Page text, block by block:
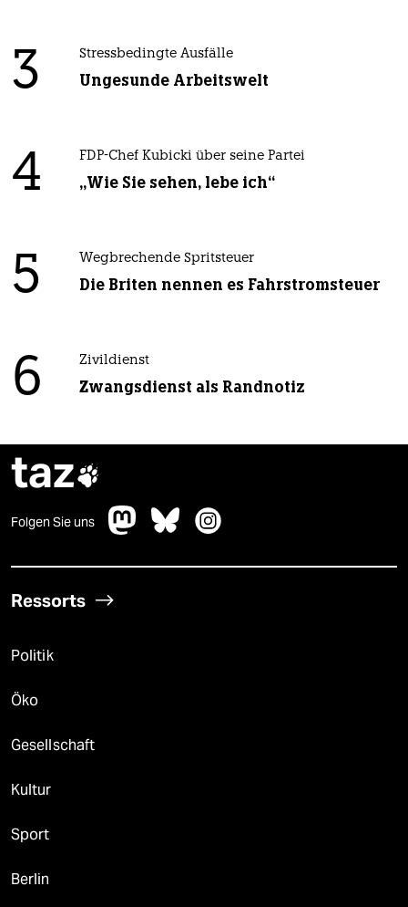
3 Stressbedingte Ausfälle
Ungesunde Arbeitswelt
4 FDP-Chef Kubicki über seine Partei
„Wie Sie sehen, lebe ich“
5 Wegbrechende Spritsteuer
Die Briten nennen es Fahrstromsteuer
6 Zivildienst
Zwangsdienst als Randnotiz
taz
Folgen Sie uns
Ressorts
Politik
Öko
Gesellschaft
Kultur
Sport
Berlin